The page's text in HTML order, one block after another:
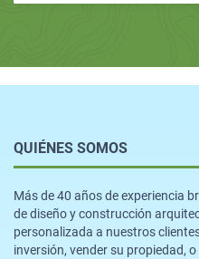
QUIÉNES SOMOS
Más de 40 años de experiencia
de diseño y construcción
personalizada a nuestros
inversión, vender su propiedad,